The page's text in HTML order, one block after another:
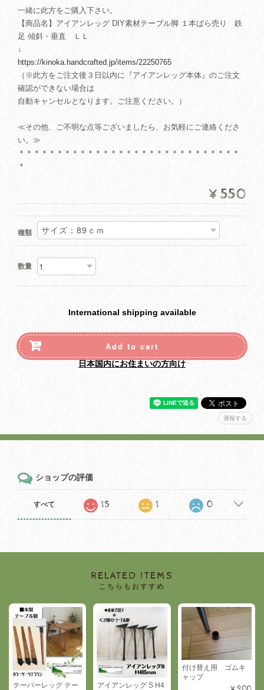
一緒に此方をご購入下さい。
【商品名】アイアンレッグ DIY素材テーブル脚 １本ばら売り 鉄
足 傾斜・垂直 ＬＬ
↓
https://kinoka.handcrafted.jp/items/22250765
（※此方をご注文後３日以内に『アイアンレッグ本体』のご注文
確認ができない場合は
自動キャンセルとなります。ご注意ください。）
≪その他、ご不明な点等ございましたら、お気軽にご連絡くださ
い。≫
＊＊＊＊＊＊＊＊＊＊＊＊＊＊＊＊＊＊＊＊＊＊＊＊＊＊＊＊＊
＊
¥550
種類
数量
International shipping available
Add to cart
日本国内にお住まいの方向け
通報する
ショップの評価
すべて 15 1 0
RELATED ITEMS
こちらもおすすめ
テーパーレッグ テー アイアンレッグ S H4
付け替え用 ゴムキ
ャップ